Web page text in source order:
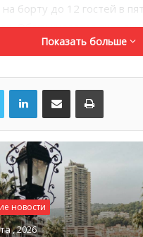
борту до 12 гостей в
Обслуживается яхта
с панорамным
дизельными
максимальную скорость
крейсерскую скорость 15
Показать больше
LinkedInПоделиться по электронной почте
новости
, 2026